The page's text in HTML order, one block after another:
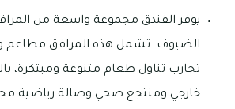
يوفر الفندق مجموعة واسعة من
الضيوف. تشمل هذه المرافق مطاعم
تجارب تناول طعام متنوعة ومبتكرة،
خارجي ومنتجع صحي وصالة رياضية